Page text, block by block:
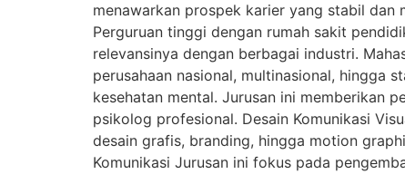
menawarkan prospek karier yang stabil dan
Perguruan tinggi dengan rumah sakit
relevansinya dengan berbagai industri.
perusahaan nasional, multinasional, hingga
kesehatan mental. Jurusan ini memberikan
psikolog profesional. Desain Komunikasi
desain grafis, branding, hingga motion
Komunikasi Jurusan ini fokus pada